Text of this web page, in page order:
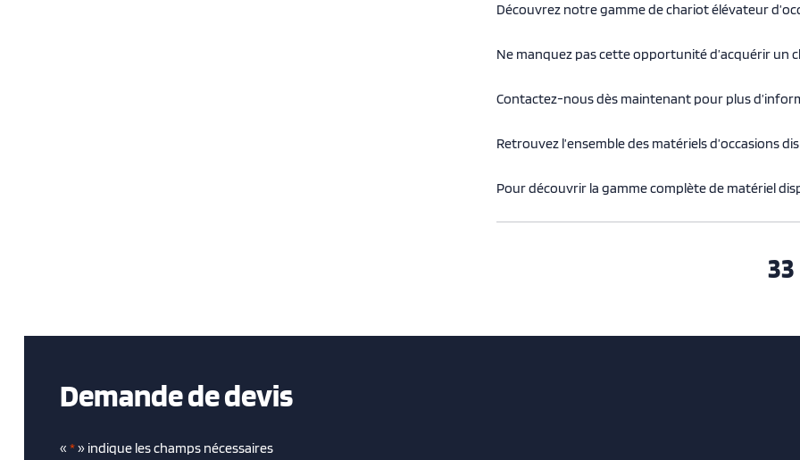
Découvrez notre gamme de chariot élévateur
Ne manquez pas cette opportunité d’acquérir un
Contactez-nous dès maintenant pour plus
Retrouvez l’ensemble des matériels d’occasions
Pour découvrir la gamme complète de matériel
Demande de devis
« *» indique les champs nécessaires